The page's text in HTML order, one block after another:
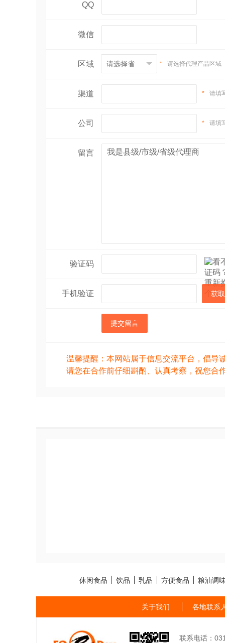
QQ
微信
区域 * 请选择代理产品区域
渠道 * 请填
公司 * 请填
留言
验证码
手机验证 获
提交留言
温馨提醒：本网站属于信息交流平台，倡导
请您在合作前仔细斟酌、认真考察，祝您合
休闲食品 饮品 乳品 方便食品 粮油调
关于我们 各地联系
联系电话：